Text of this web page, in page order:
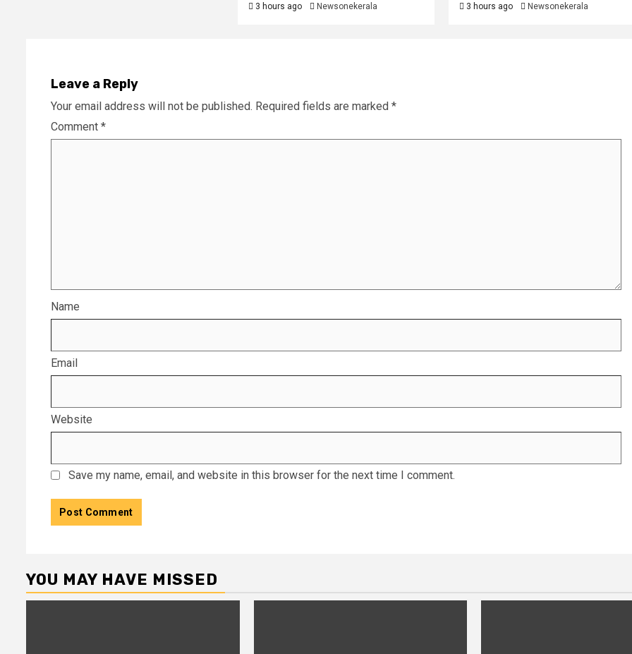
3 hours ago Newsonekerala 3 hours ago Newsonekerala
Leave a Reply
Your email address will not be published. Required fields are marked *
Comment *
Name
Email
Website
Save my name, email, and website in this browser for the next time I comment.
YOU MAY HAVE MISSED